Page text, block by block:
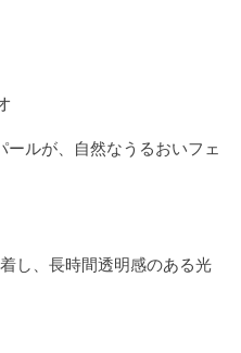
ルが、自然なうるおいフェ
し、長時間透明感のある光